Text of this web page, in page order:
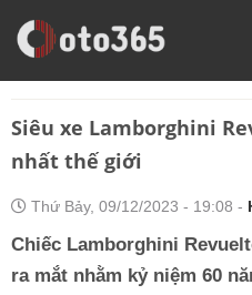
Trang Chủ
Tin Xe
Siêu xe Lamborghini
nhất thế giới
Thứ Bảy, 09/12/2023 - 19:08 -
Chiếc Lamborghini
ra mắt nhằm kỷ niệm 60